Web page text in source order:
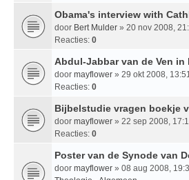
Obama's interview with
door Bert Mulder » 20 nov 2008,
Reacties: 0
Abdul-Jabbar van de Ven in
door mayflower » 29 okt 2008,
Reacties: 0
Bijbelstudie vragen boekje
door mayflower » 22 sep 2008,
Reacties: 0
Poster van de Synode van
door mayflower » 08 aug 2008,